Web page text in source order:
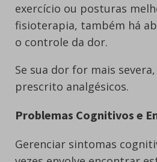
exercício ou posturas
fisioterapia, também há
o controle da dor.
Se sua dor for mais
prescrito analgésicos.
Problemas Cognitivos e
Gerenciar sintomas